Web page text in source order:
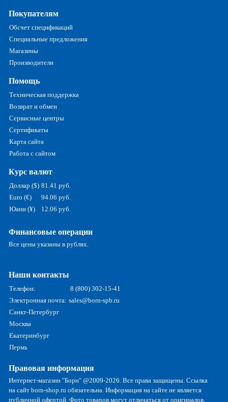
Покупателям
Обсчет спецификаций
Специальные предложения
Магазины
Производители
Помощь
Техническая поддержка
Возврат и обмен
Сервисные центры
Сертификаты
Карта сайта
Работа с сайтом
Курс валют
Доллар ($) 81.41 руб.
Euro (€)
94.06 руб.
Юани (¥)
12.06 руб.
Финансовые операции
Все цены указаны в рублях.
Наши контакты
Телефон:
8 (800) 302-15-41
Электронная почта: sales@born-spb.ru
Санкт-Петербург
Москва
Екатеринбург
Пермь
Правовая информация
Интернет-магазин "Борн" @2009-2026. Все права защищены. Ссылка
на сайт born-shop.ru обязательна. Информация на сайте не является
публичной офертой. Фото товаров могут отличаться от оригиналов.